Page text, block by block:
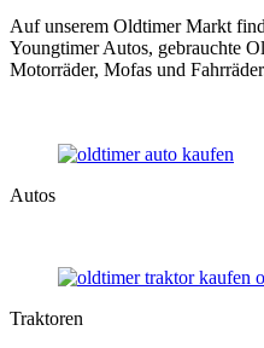
Auf unserem Oldtimer Markt
Youngtimer Autos, gebrauchte
Motorräder, Mofas und
Autos
Traktoren